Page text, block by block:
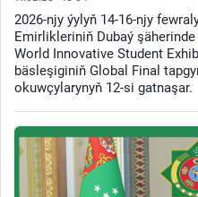
2026-njy ýylyň 14-16-njy
Emirlikleriniň Dubaý
World Innovative Student
bäsleşiginiň Global Final
okuwçylarynyň 12-si gatnaşar.